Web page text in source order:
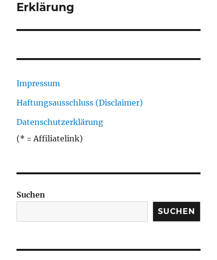
Erklärung
Impressum
Haftungsausschluss (Disclaimer)
Datenschutzerklärung
(* = Affiliatelink)
Suchen
SUCHEN